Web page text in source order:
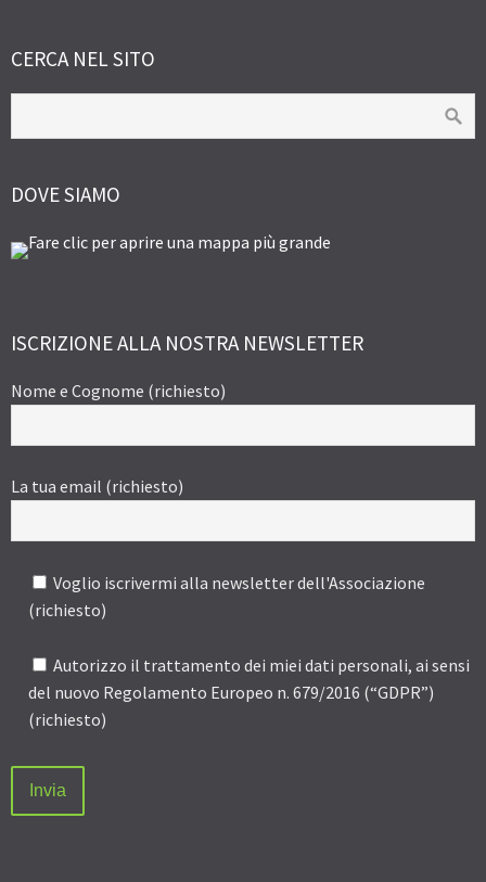
CERCA NEL SITO
DOVE SIAMO
ISCRIZIONE ALLA NOSTRA NEWSLETTER
Nome e Cognome (richiesto)
La tua email (richiesto)
Voglio iscrivermi alla newsletter dell'Associazione
(richiesto)
Autorizzo il trattamento dei miei dati personali, ai sensi
del nuovo Regolamento Europeo n. 679/2016 (“GDPR”)
(richiesto)